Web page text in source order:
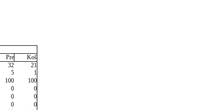
Pre
Koš
32
21
5
1
100
100
0
0
0
0
0
0